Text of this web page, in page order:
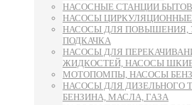
НАСОСНЫЕ СТАНЦИИ
НАСОСЫ ЦИРКУЛЯЦИОННЫЕ
НАСОСЫ ДЛЯ ПОВЫШЕНИЯ,
ПОДКАЧКА
НАСОСЫ ДЛЯ
ЖИДКОСТЕЙ, НАСОСЫ
МОТОПОМПЫ, НАСОСЫ
НАСОСЫ ДЛЯ ДИЗЕЛЬНОГО
БЕНЗИНА, МАСЛА, ГАЗА